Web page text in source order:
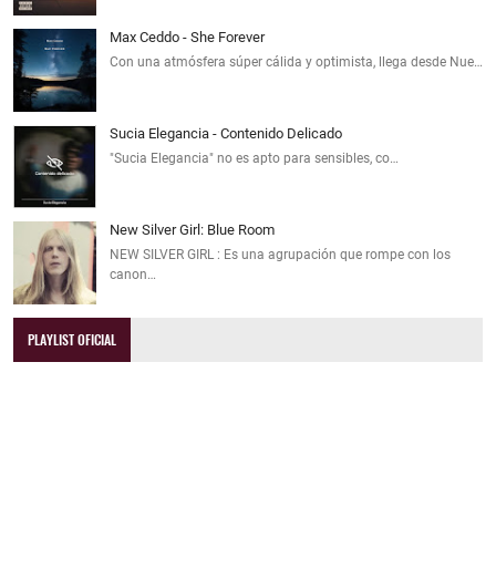
Max Ceddo - She Forever
Con una atmósfera súper cálida y optimista, llega desde Nue…
Sucia Elegancia - Contenido Delicado
"Sucia Elegancia" no es apto para sensibles, co…
New Silver Girl: Blue Room
NEW SILVER GIRL : Es una agrupación que rompe con los
canon…
PLAYLIST OFICIAL